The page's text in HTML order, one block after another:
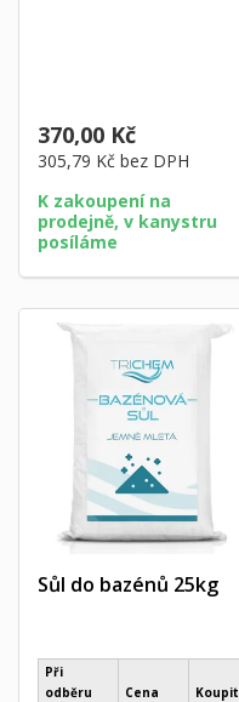
370,00 Kč
305,79 Kč bez DPH
K zakoupení na
prodejně, v kanystru
posíláme
Sůl do bazénů 25kg
Při
odběru
Cena
Koupit